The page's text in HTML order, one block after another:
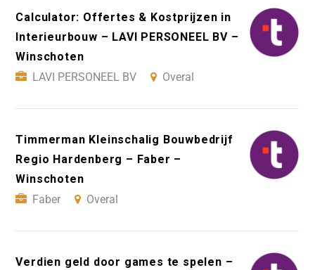
Calculator: Offertes & Kostprijzen in
Interieurbouw – LAVI PERSONEEL BV –
Winschoten
LAVI PERSONEEL BV
Overal
Timmerman Kleinschalig Bouwbedrijf
Regio Hardenberg – Faber –
Winschoten
Faber
Overal
Verdien geld door games te spelen –